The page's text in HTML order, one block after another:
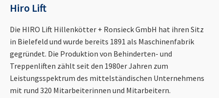
Hiro Lift
Die HIRO Lift Hillenkötter + Ronsieck GmbH hat ihren Sitz
in Bielefeld und wurde bereits 1891 als Maschinenfabrik
gegründet. Die Produktion von Behinderten- und
Treppenliften zählt seit den 1980er Jahren zum
Leistungsspektrum des mittelständischen Unternehmens
mit rund 320 Mitarbeiterinnen und Mitarbeitern.